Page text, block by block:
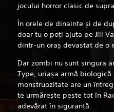
jocului horror clasic de
În orele de dinainte și de
doar tu o poți ajuta pe Jill
dintr-un oraș devastat de o
Dar zombi nu sunt singura
Type, uriașa armă
monstruozitate are un
te urmărește peste tot în
adevărat în siguranță.